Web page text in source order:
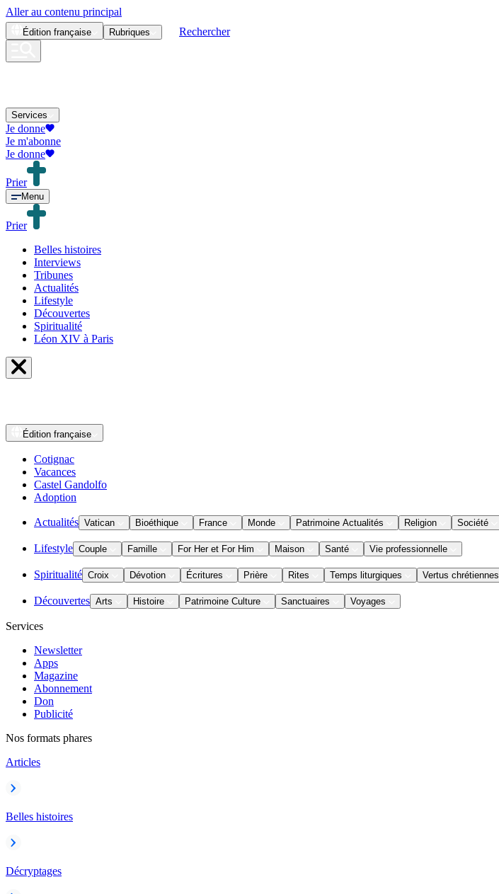
Aller au contenu principal
Édition française Rubriques Rechercher
Services
Je donne
Je m'abonne
Je donne
Prier
Menu
Prier
Belles histoires
Interviews
Tribunes
Actualités
Lifestyle
Découvertes
Spiritualité
Léon XIV à Paris
Édition française
Cotignac
Vacances
Castel Gandolfo
Adoption
Actualités Vatican Bioéthique France Monde Patrimoine Actualités Religion Société
Lifestyle Couple Famille For Her et For Him Maison Santé Vie professionnelle
Spiritualité Croix Dévotion Écritures Prière Rites Temps liturgiques Vertus chrétiennes
Découvertes Arts Histoire Patrimoine Culture Sanctuaires Voyages
Services
Newsletter
Apps
Magazine
Abonnement
Don
Publicité
Nos formats phares
Articles
Belles histoires
Décryptages